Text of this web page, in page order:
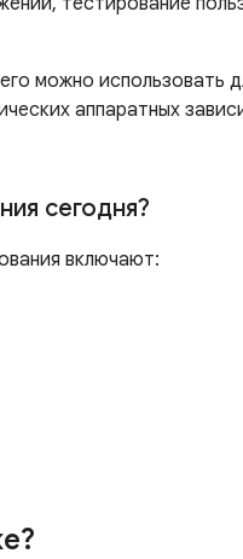
можно использовать
аппаратных
сегодня?
включают: